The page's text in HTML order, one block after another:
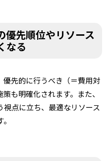
優先順位やリソース
なる
先的に行うべき（＝費用対
も明確化されます。また、
点に立ち、最適なリソース